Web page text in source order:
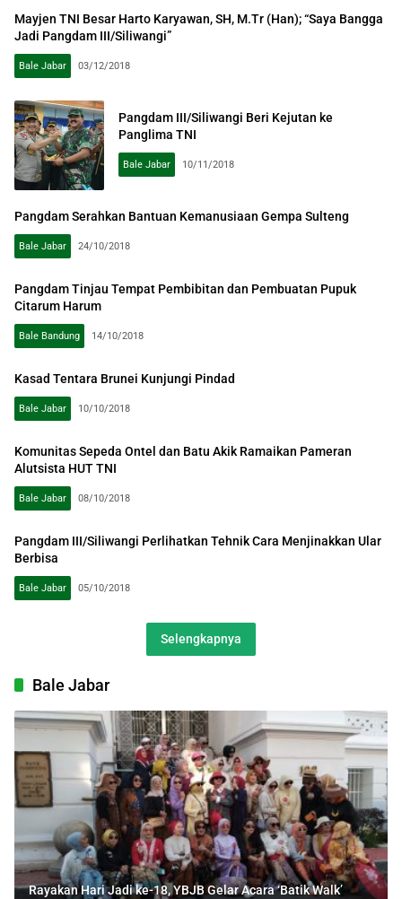
Mayjen TNI Besar Harto Karyawan, SH, M.Tr (Han); “Saya Bangga
Jadi Pangdam III/Siliwangi”
Bale Jabar 03/12/2018
Pangdam III/Siliwangi Beri Kejutan ke
Panglima TNI
Bale Jabar 10/11/2018
Pangdam Serahkan Bantuan Kemanusiaan Gempa Sulteng
Bale Jabar 24/10/2018
Pangdam Tinjau Tempat Pembibitan dan Pembuatan Pupuk
Citarum Harum
Bale Bandung 14/10/2018
Kasad Tentara Brunei Kunjungi Pindad
Bale Jabar 10/10/2018
Komunitas Sepeda Ontel dan Batu Akik Ramaikan Pameran
Alutsista HUT TNI
Bale Jabar 08/10/2018
Pangdam III/Siliwangi Perlihatkan Tehnik Cara Menjinakkan Ular
Berbisa
Bale Jabar 05/10/2018
Selengkapnya
Bale Jabar
Rayakan Hari Jadi ke-18, YBJB Gelar Acara ‘Batik Walk’